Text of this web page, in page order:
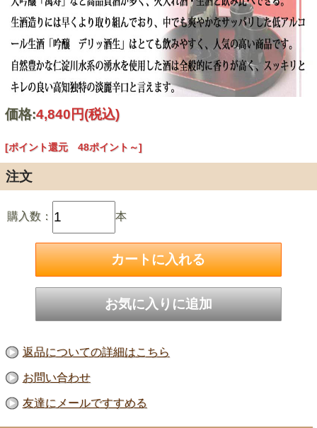
価格:4,840円(税込)
[ポイント還元 48ポイント～]
注文
購入数： 本
返品についての詳細はこちら
お問い合わせ
友達にメールですすめる